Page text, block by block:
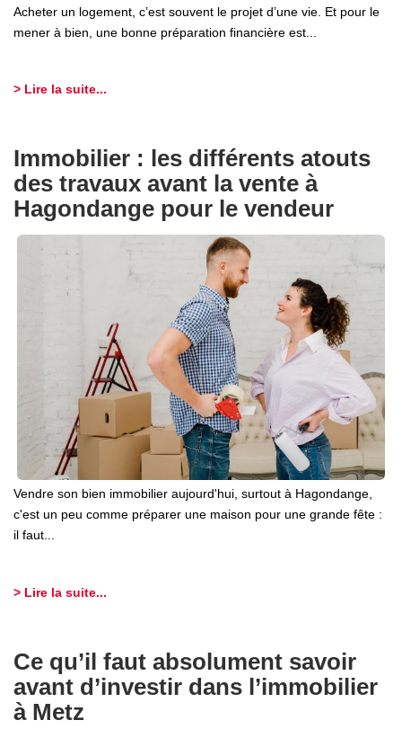
Acheter un logement, c’est souvent le projet d’une vie. Et pour le
mener à bien, une bonne préparation financière est...
> Lire la suite...
Immobilier : les différents atouts
des travaux avant la vente à
Hagondange pour le vendeur
Vendre son bien immobilier aujourd'hui, surtout à Hagondange,
c'est un peu comme préparer une maison pour une grande fête :
il faut...
> Lire la suite...
Ce qu’il faut absolument savoir
avant d’investir dans l’immobilier
à Metz